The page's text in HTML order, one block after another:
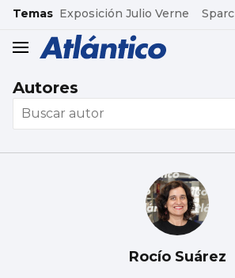
common.go-to-content
Temas Exposición Julio Verne Sparc
header.menu.open
Autores
Rocío Suárez